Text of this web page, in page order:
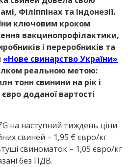
Філіппінах та Індонезії.
ключовим кроком
вакцинопрофілактики,
і переробників та
«Нове свинарство України»
реальною метою:
тонн свинини на рік і
доданої вартості
на наступний тиждень ціни
свиней – 1,95 € євро/кг
свиноматок – 1,05 євро/кг
без ПДВ.